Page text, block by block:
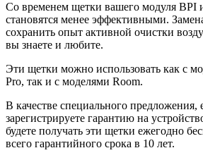
Со временем щетки вашего модуля BPI
становятся менее эффективными.
сохранить опыт активной очистки
вы знаете и любите.
Эти щетки можно использовать как с
Pro, так и с моделями Room.
В качестве специального предложения,
зарегистрируете гарантию на
будете получать эти щетки ежегодно
всего гарантийного срока в 10 лет.